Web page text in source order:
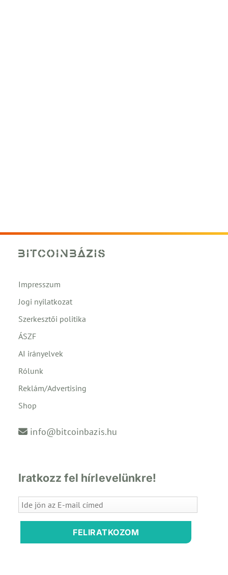
Impresszum
Jogi nyilatkozat
Szerkesztői politika
ÁSZF
AI irányelvek
Rólunk
Reklám/Advertising
Shop
info@bitcoinbazis.hu
Iratkozz fel hírlevelünkre!
FELIRATKOZOM